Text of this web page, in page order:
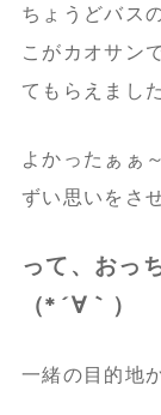
ちょうどバス
こがカオサン
てもらえまし
よかったぁぁ
ずい思いをさ
って、おっ
（*´∀｀）
一緒の目的地